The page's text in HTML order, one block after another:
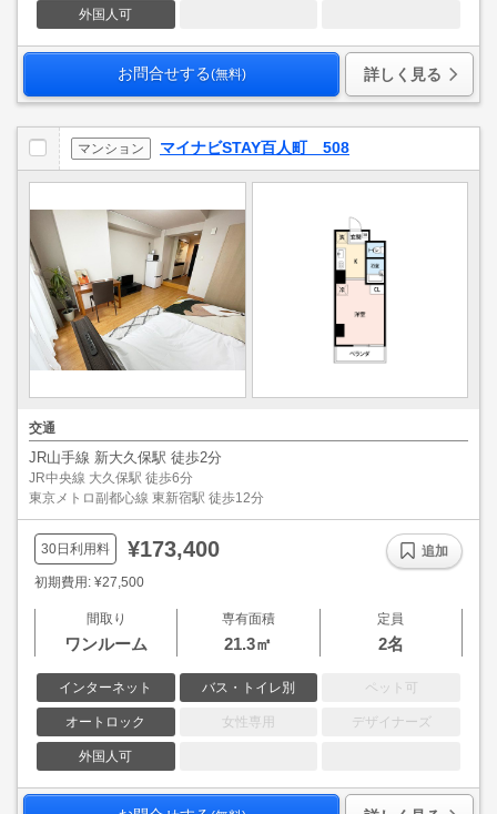
外国人可
お問合せする(無料) 詳しく見る
マンション マイナビSTAY百人町 508
交通
JR山手線 新大久保駅 徒歩2分
JR中央線 大久保駅 徒歩6分
東京メトロ副都心線 東新宿駅 徒歩12分
30日利用料 ¥173,400
初期費用: ¥27,500
間取り
ワンルーム
専有面積
21.3㎡
定員
2名
インターネット バス・トイレ別 ペット可
オートロック 女性専用 デザイナーズ
外国人可
追加